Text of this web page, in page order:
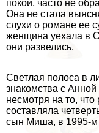
покой, часто не
Она не стала
слухи о романе ее
женщина уехала в
они развелись.
Светлая полоса в
знакомства с
несмотря на то,
составляла
сын Миша, в 1995-м